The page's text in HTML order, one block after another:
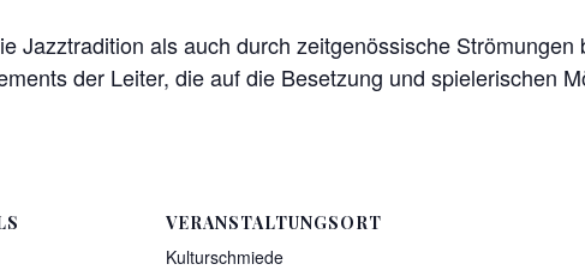
Jazztradition als auch durch zeitgenössische Strömungen
der Leiter, die auf die Besetzung und spielerischen
VERANSTALTUNGSORT
Kulturschmiede